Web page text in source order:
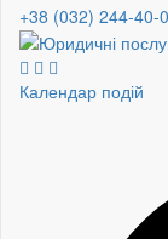
+38 (032) 244-40-
Календар подій